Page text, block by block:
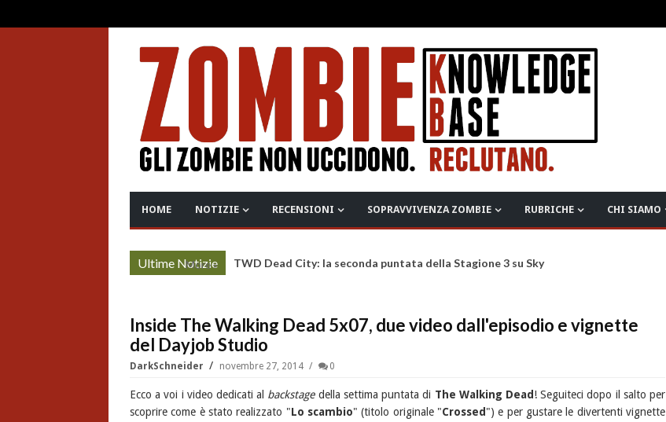
HOME NOTIZIE RECENSIONI SOPRAVVIVENZA ZOMBIE RUBRICHE CHI SIAMO
Ultime Notizie
More » TWD Dead City: la seconda puntata della Stagione 3 su Sky
Inside The Walking Dead 5x07, due video dall'episodio e vignette
del Dayjob Studio
DarkSchneider novembre 27, 2014 0
Ecco a voi i video dedicati al backstagedella settima puntata di The Walking Dead ! Seguiteci dopo il salto per
scoprire come è stato realizzato "Lo scambio" (titolo originale "Crossed ") e per gustare le divertenti vignette